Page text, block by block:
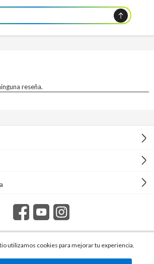
reservados Homecenter Sodimac S.A. | R.U.T.
utilizamos cookies para mejorar tu experiencia.